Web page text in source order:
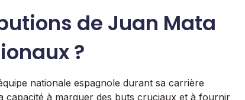
de Juan Mata
?
nationale espagnole durant sa carrière
capacité à marquer des buts cruciaux et à fournir